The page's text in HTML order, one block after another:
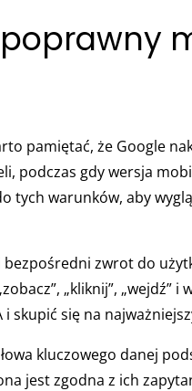
pamiętać, że Google
podczas gdy wersja
warunków, aby
zwrot do
„kliknij”, „wejdź” i
skupić się na
kluczowego danej
jest zgodna z ich